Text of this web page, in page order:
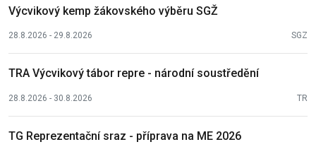
Výcvikový kemp žákovského výběru SGŽ
28.8.2026 - 29.8.2026 SGZ
TRA Výcvikový tábor repre - národní soustředění
28.8.2026 - 30.8.2026 TR
TG Reprezentační sraz - příprava na ME 2026